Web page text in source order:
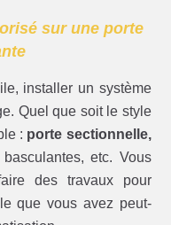
sur une porte
installer un système
Quel que soit le style
: porte sectionnelle,
etc. Vous
des travaux pour
que vous avez peut-